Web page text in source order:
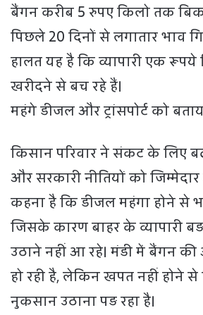
बैंगन करीब 5 रुपए किलो तक
पिछले 20 दिनों से लगातार भाव
हालत यह है कि व्यापारी एक
खरीदने से बच रहे हैं।
महंगे डीजल और ट्रांसपोर्ट को
किसान परिवार ने संकट के लिए
और सरकारी नीतियों को
कहना है कि डीजल महंगा होने से
जिसके कारण बाहर के व्यापारी
उठाने नहीं आ रहे। मंडी में बैंगन
हो रही है, लेकिन खपत नहीं होने से
नुकसान उठाना पड़ रहा है।